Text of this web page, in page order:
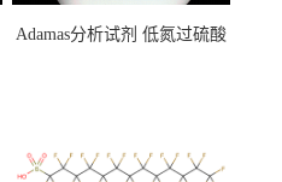
Adamas分析试剂 低氮过硫酸